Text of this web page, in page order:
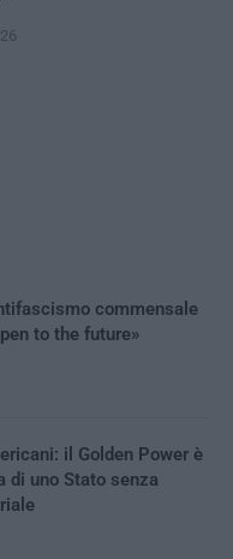
commensale
to the future»
il Golden Power è
di uno Stato senza